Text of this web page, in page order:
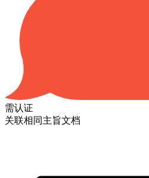
需认证
关联相同主旨文档